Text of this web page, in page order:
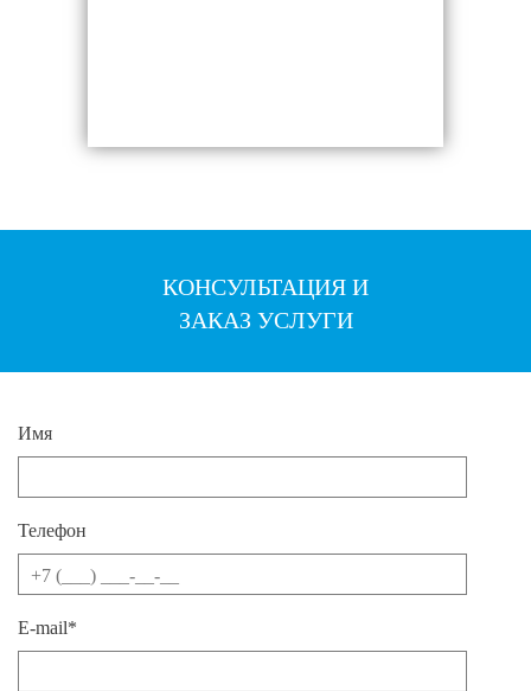
КОНСУЛЬТАЦИЯ И
ЗАКАЗ УСЛУГИ
Имя
Телефон
E-mail*